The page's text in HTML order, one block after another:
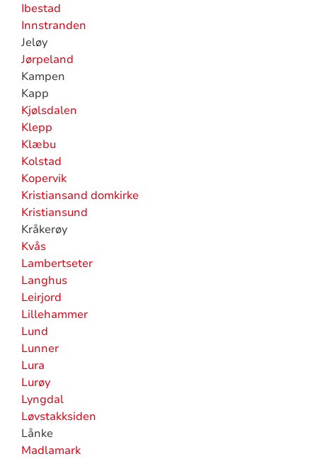
Ibestad
Innstranden
Jeløy
Jørpeland
Kampen
Kapp
Kjølsdalen
Klepp
Klæbu
Kolstad
Kopervik
Kristiansand domkirke
Kristiansund
Kråkerøy
Kvås
Lambertseter
Langhus
Leirjord
Lillehammer
Lund
Lunner
Lura
Lurøy
Lyngdal
Løvstakksiden
Lånke
Madlamark